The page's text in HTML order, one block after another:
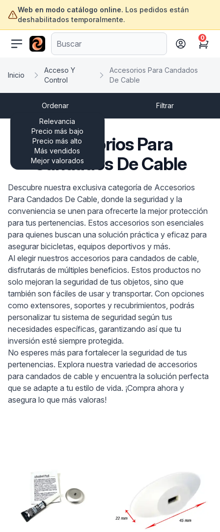
Web en modo catálogo online. Los pedidos están
deshabilitados temporalmente.
ofertasinformatica.com
Cart
0
Inicio
Acceso Y
Control
Accesorios Para Candados
De Cable
Ordenar
Relevancia
Precio más bajo
Precio más alto
Más vendidos
Mejor valorados
Filtrar
Accesorios Para
Candados De Cable
Descubre nuestra exclusiva categoría de Accesorios
Para Candados De Cable, donde la seguridad y la
conveniencia se unen para ofrecerte la mejor protección
para tus pertenencias. Estos accesorios son esenciales
para quienes buscan una solución práctica y eficaz para
asegurar bicicletas, equipos deportivos y más.
Al elegir nuestros accesorios para candados de cable,
disfrutarás de múltiples beneficios. Estos productos no
solo mejoran la seguridad de tus objetos, sino que
también son fáciles de usar y transportar. Con opciones
como extensores, soportes y recubrimientos, podrás
personalizar tu sistema de seguridad según tus
necesidades específicas, garantizando así que tu
inversión esté siempre protegida.
No esperes más para fortalecer la seguridad de tus
pertenencias. Explora nuestra variedad de accesorios
para candados de cable y encuentra la solución perfecta
que se adapte a tu estilo de vida. ¡Compra ahora y
asegura lo que más valoras!